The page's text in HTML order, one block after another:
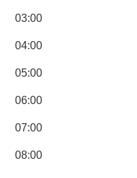
03:00
04:00
05:00
06:00
07:00
08:00